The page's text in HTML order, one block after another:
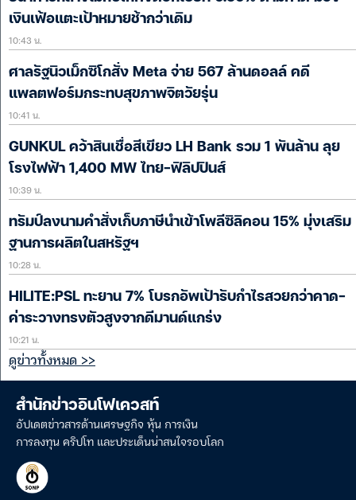
เงินเฟ้อแตะเป้าหมายช้ากว่าเดิม
10:43 น.
ศาลรัฐนิวเม็กซิโกสั่ง Meta จ่าย 567 ล้านดอลล์ คดี
แพลตฟอร์มกระทบสุขภาพจิตวัยรุ่น
10:41 น.
GUNKUL คว้าสินเชื่อสีเขียว LH Bank รวม 1 พันล้าน ลุย
โรงไฟฟ้า 1,400 MW ไทย-ฟิลิปปินส์
10:39 น.
ทรัมป์ลงนามคำสั่งเก็บภาษีนำเข้าโพลีซิลิคอน 15% มุ่งเสริม
ฐานการผลิตในสหรัฐฯ
10:28 น.
HILITE:PSL ทะยาน 7% โบรกอัพเป้ารับกำไรสวยกว่าคาด-
ค่าระวางทรงตัวสูงจากดีมานด์แกร่ง
10:21 น.
ดูข่าวทั้งหมด >>
สำนักข่าวอินโฟเควสท์
อัปเดตข่าวสารด้านเศรษฐกิจ หุ้น การเงิน
การลงทุน คริปโท และประเด็นน่าสนใจรอบโลก